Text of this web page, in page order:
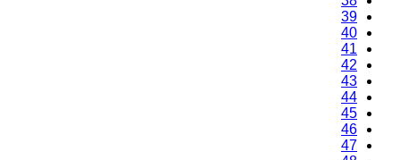
39
40
41
42
43
44
45
46
47